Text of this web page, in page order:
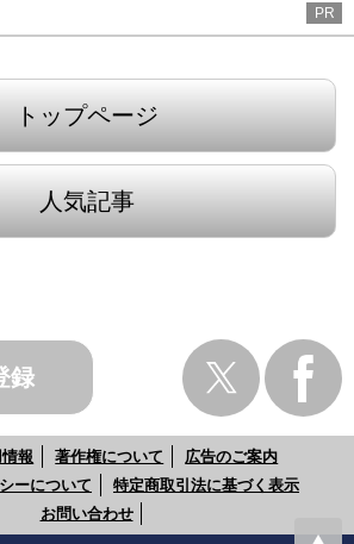
PR
トップページ
人気記事
録
報 著作権について
広告のご案内
ーについて
特定商取引法に基づく表示
お問い合わせ